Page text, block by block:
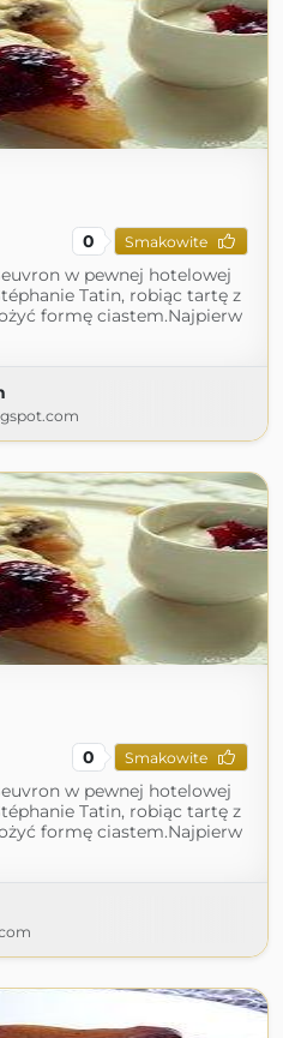
0 Smakowite
w pewnej hotelowej
Tatin, robiąc tartę z
formę ciastem.Najpierw
0 Smakowite
w pewnej hotelowej
Tatin, robiąc tartę z
formę ciastem.Najpierw